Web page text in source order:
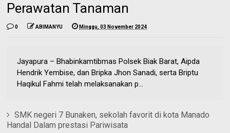
Perawatan Tanaman
0 ABIMANYU Minggu, 03 November 2024
Jayapura – Bhabinkamtibmas Polsek Biak Barat, Aipda
Hendrik Yembise, dan Bripka Jhon Sanadi, serta Briptu
Haqikul Fahmi telah melaksanakan p...
SMK negeri 7 Bunaken, sekolah favorit di kota Manado
Handal Dalam prestasi Pariwisata